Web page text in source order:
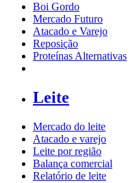
Boi Gordo
Mercado Futuro
Atacado e Varejo
Reposição
Proteínas Alternativas
Leite
Mercado do leite
Atacado e varejo
Leite por região
Balança comercial
Relatório de leite